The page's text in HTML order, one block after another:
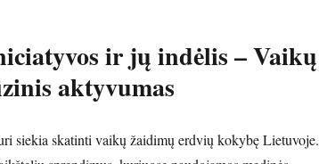
ir jų indėlis– Vaikų
aktyvumas
siekia skatinti vaikų žaidimų erdvių kokybę Lietuvoje.